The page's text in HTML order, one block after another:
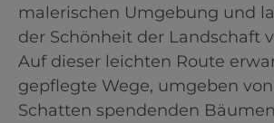
malerischen Umgebung und
der Schönheit der Landschaft
Auf dieser leichten Route
gepflegte Wege, umgeben
Schatten spendenden